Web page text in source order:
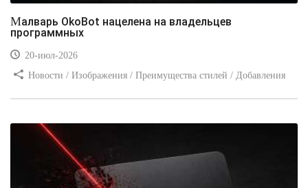
Малварь OkoBot нацелена на владельцев
программных
20-июл-2026
Новости / Изображения / Преимущества стилей / Добавления